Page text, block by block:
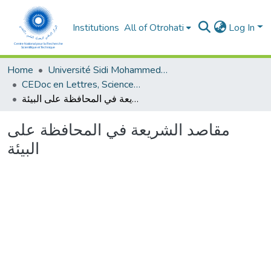
Institutions All of Otrohati Log In
Home
Université Sidi Mohammed Ben Abdellah - Fès
CEDoc en Lettres, Sciences Humaines, Arts et Sciences de l’Education (CED - LSHASE)
مقاصد الشريعة في المحافظة على البيئة
مقاصد الشريعة في المحافظة على
البيئة